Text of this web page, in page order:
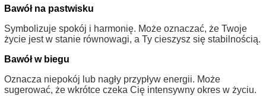
Bawół na pastwisku
Symbolizuje spokój i harmonię. Może oznaczać, że Twoje
życie jest w stanie równowagi, a Ty cieszysz się stabilnością.
Bawół w biegu
Oznacza niepokój lub nagły przypływ energii. Może
sugerować, że wkrótce czeka Cię intensywny okres w życiu.